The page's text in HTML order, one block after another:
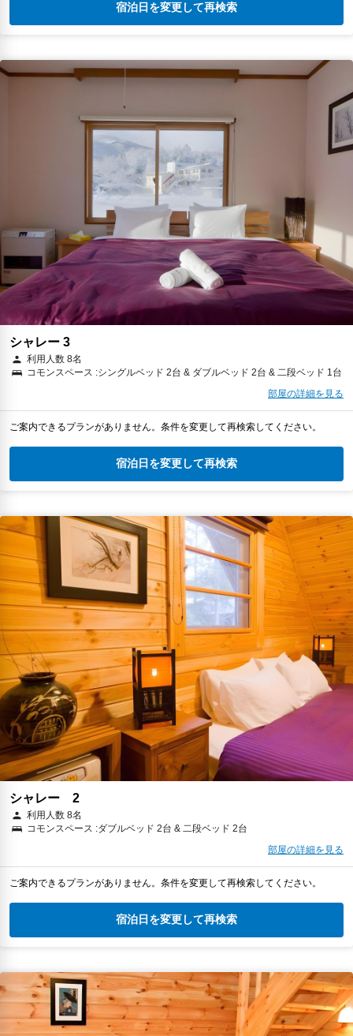
宿泊日を変更して再検索
シャレー 3
利用人数 8名
コモンスペース :シングルベッド 2台 & ダブルベッド 2台 & 二段ベッド 1台
部屋の詳細を見る
ご案内できるプランがありません。条件を変更して再検索してください。
宿泊日を変更して再検索
シャレー 2
利用人数 8名
コモンスペース :ダブルベッド 2台 & 二段ベッド 2台
部屋の詳細を見る
ご案内できるプランがありません。条件を変更して再検索してください。
宿泊日を変更して再検索